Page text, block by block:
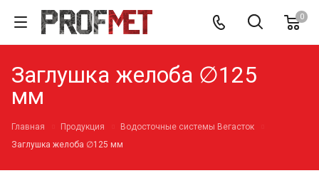
0
Заглушка желоба ∅125
мм
Главная Продукция
Водосточные системы Вегасток
Заглушка желоба ∅125 мм